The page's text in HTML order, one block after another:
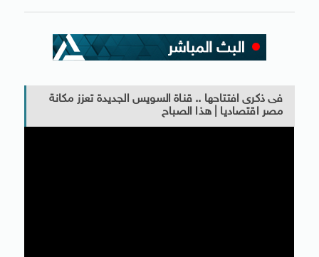
فى ذكرى افتتاحها .. قناة السويس الجديدة تعزز مكانة
مصر اقتصاديا | هذا الصباح